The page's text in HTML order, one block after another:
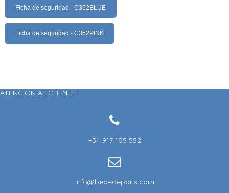
Ficha de seguridad - C352BLUE
Ficha de seguridad - C352PINK
ATENCIÓN AL CLIENTE
+34 917 105 552
info@bebedeparis.com